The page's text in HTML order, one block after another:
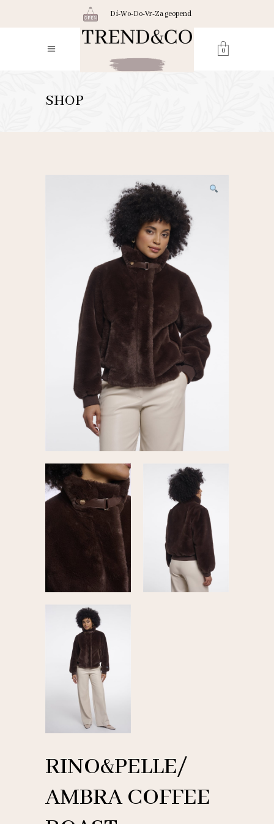
Di-Wo-Do-Vr-Za geopend
0
SHOP
RINO&PELLE/
AMBRA COFFEE